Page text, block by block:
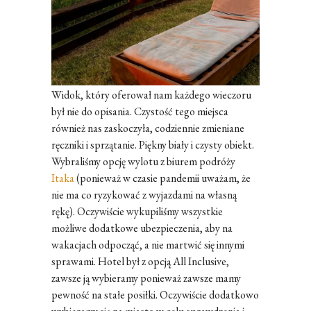
Widok, który oferował nam każdego wieczoru
był nie do opisania. Czystość tego miejsca
również nas zaskoczyła, codziennie zmieniane
ręczniki i sprzątanie. Piękny biały i czysty obiekt.
Wybraliśmy opcję wylotu z biurem podróży
Itaka(ponieważ w czasie pandemii uważam, że
nie ma co ryzykować z wyjazdami na własną
rękę). Oczywiście wykupiliśmy wszystkie
możliwe dodatkowe ubezpieczenia, aby na
wakacjach odpocząć, a nie martwić się innymi
sprawami. Hotel był z opcją All Inclusive,
zawsze ją wybieramy ponieważ zawsze mamy
pewność na stałe posiłki. Oczywiście dodatkowo